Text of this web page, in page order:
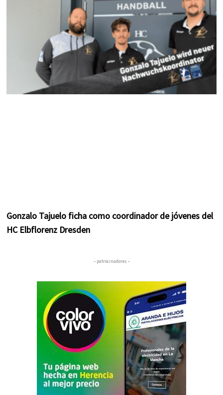
a
m
s
t
Gonzalo Tajuelo ficha como coordinador de jóvenes del
HC Elbflorenz Dresden
– patrocinadores –